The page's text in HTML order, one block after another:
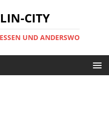
CITY
UND ANDERSWO